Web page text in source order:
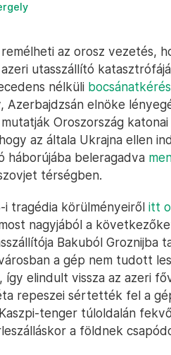
az orosz vezetés,
utasszállító
nélküli
Azerbajdzsán elnöke
Oroszország
az általa Ukrajna ellen
háborújába beleragadva
térségben.
i tragédia körülményeiről itt
nagyjából a
Bakuból
a gép nem tudott
így elindult vissza az azeri
repeszei sértették fel a
tenger túloldalán
a földnek